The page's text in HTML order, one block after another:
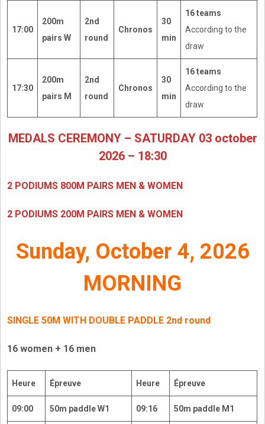
17:00
200m
pairs W
2nd
round
Chronos
30
min
16 teams
According to the
draw
17:30
200m
pairs M
2nd
round
Chronos
30
min
16 teams
According to the
draw
MEDALS CEREMONY – SATURDAY 03 october
2026 – 18:30
2 PODIUMS 800M PAIRS MEN & WOMEN
2 PODIUMS 200M PAIRS MEN & WOMEN
Sunday, October 4, 2026
MORNING
SINGLE 50M WITH DOUBLE PADDLE 2nd round
16 women + 16 men
Heure Épreuve Heure Épreuve
09:00 50m paddle W1 09:16 50m paddle M1